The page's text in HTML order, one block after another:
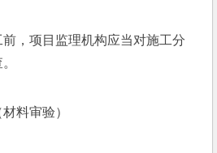
项目监理机构应当对施工分
料审验）